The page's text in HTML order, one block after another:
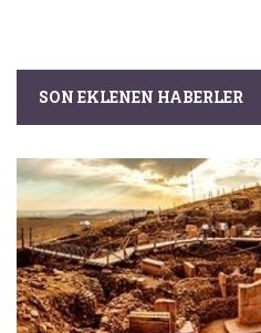
SON EKLENEN HABERLER